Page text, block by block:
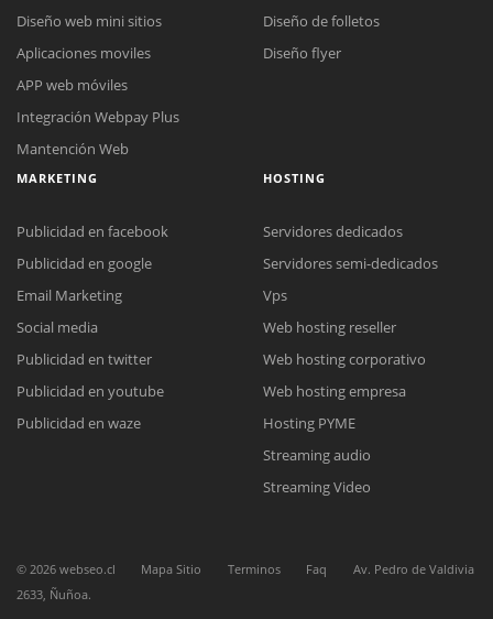
Reunión online
Nuestros ejecutivos le enviarán un correo electrónico con el enlace a
Meet para la reunión online.
Cotización
Todos nuestros ejecutivos están fuera de línea. Complete el formulario
Diseño web mini sitios
Aplicaciones moviles
APP web móviles
Integración Webpay Plus
Mantención Web
Diseño de folletos
Diseño flyer
MARKETING
Publicidad en facebook
Publicidad en google
Email Marketing
Social media
Publicidad en twitter
Publicidad en youtube
Publicidad en waze
HOSTING
Servidores dedicados
Servidores semi-dedicados
Vps
Web hosting reseller
Web hosting corporativo
Web hosting empresa
Hosting PYME
Streaming audio
Streaming Video
© 2026 webseo.cl Mapa Sitio Terminos Faq
Av. Pedro de Valdivia
2633, Ñuñoa.